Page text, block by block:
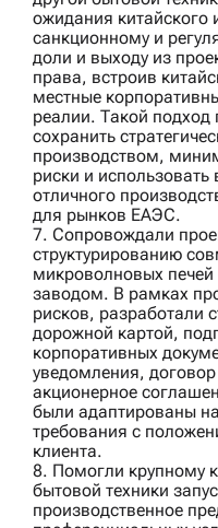
ожидания китайского
санкционному и
доли и выходу из
права, встроив
местные
реалии. Такой подход
сохранить
производством,
риски и использовать
отличного
для рынков ЕАЭС.
7. Сопровождали
структурированию
микроволновых
заводом. В рамках
рисков, разработали
дорожной картой,
корпоративных
уведомления,
акционерное
были адаптированы
требования с
клиента.
8. Помогли крупному
бытовой техники
производственное